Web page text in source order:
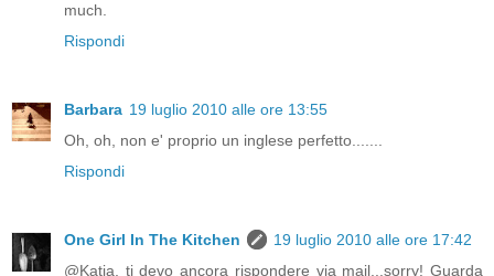
much.
Rispondi
Barbara 19 luglio 2010 alle ore 13:55
Oh, oh, non e' proprio un inglese perfetto.......
Rispondi
One Girl In The Kitchen
19 luglio 2010 alle ore 17:42
@Katia, ti devo ancora rispondere via mail...sorry! Guarda